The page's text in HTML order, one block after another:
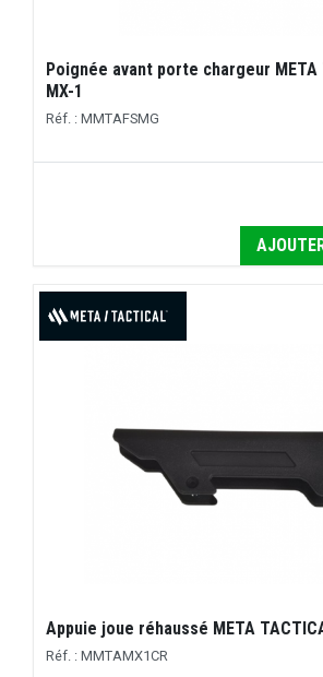
Poignée avant porte chargeur META
MX-1
Réf. : MMTAFSMG
Appuie joue réhaussé META
Réf. : MMTAMX1CR